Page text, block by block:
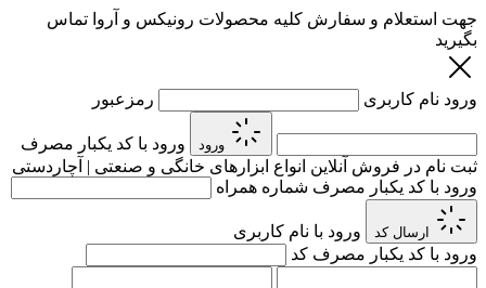
جهت استعلام و سفارش کلیه محصولات رونیکس و آروا تماس
بگیرید
ورود نام کاربری رمزعبور
ورود
ورود با کد یکبار مصرف
ثبت نام در فروش آنلاین انواع ابزارهای خانگی و صنعتی | آچاردستی
ورود با کد یکبار مصرف شماره همراه
ارسال کد
ورود با نام کاربری
ورود با کد یکبار مصرف کد